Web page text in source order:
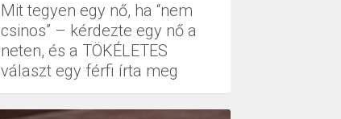
Mit tegyen egy nő, ha “nem
csinos” – kérdezte egy nő a
neten, és a TÖKÉLETES
választ egy férfi írta meg